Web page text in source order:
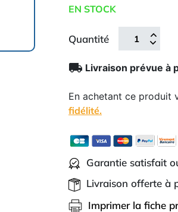
EN STOCK
Quantité
local_shipping Livraison prévue à
En achetant ce produit
fidélité.
Garantie satisfait
Livraison offerte à
Imprimer la fiche